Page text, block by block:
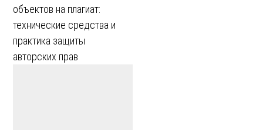
объектов на плагиат:
технические средства и
практика защиты
авторских прав